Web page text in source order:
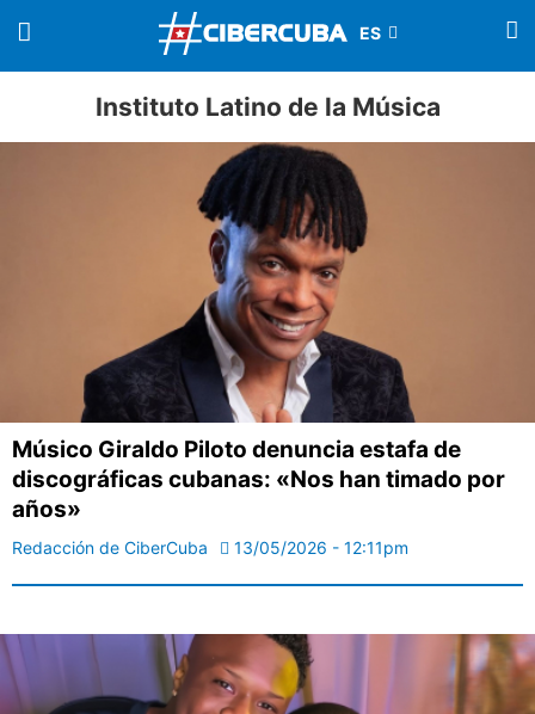
Instituto Latino de la Música
Músico Giraldo Piloto denuncia estafa de
discográficas cubanas: «Nos han timado por
años»
Redacción de CiberCuba 13/05/2026 - 12:11pm